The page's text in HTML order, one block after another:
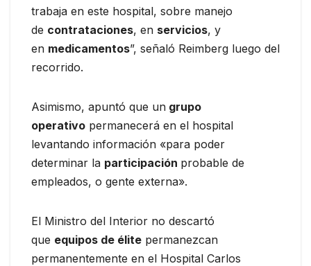
trabaja en este hospital, sobre manejo
de contrataciones, en servicios, y
en medicamentos”, señaló Reimberg luego del
recorrido.
Asimismo, apuntó que un grupo
operativo permanecerá en el hospital
levantando información «para poder
determinar la participación probable de
empleados, o gente externa».
El Ministro del Interior no descartó
que equipos de élite permanezcan
permanentemente en el Hospital Carlos